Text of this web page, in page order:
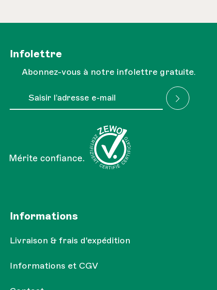
Infolettre
Abonnez-vous à notre infolettre gratuite.
Adresse e-mail*
Les champs marqués d'un astérisque (*) sont obligatoires.
Informations
Livraison & frais d'expédition
Informations et CGV